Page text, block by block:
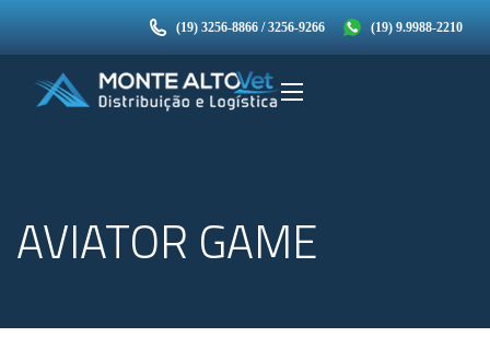
(19) 3256-8866 / 3256-9266 (19) 9.9988-2210
AVIATOR GAME